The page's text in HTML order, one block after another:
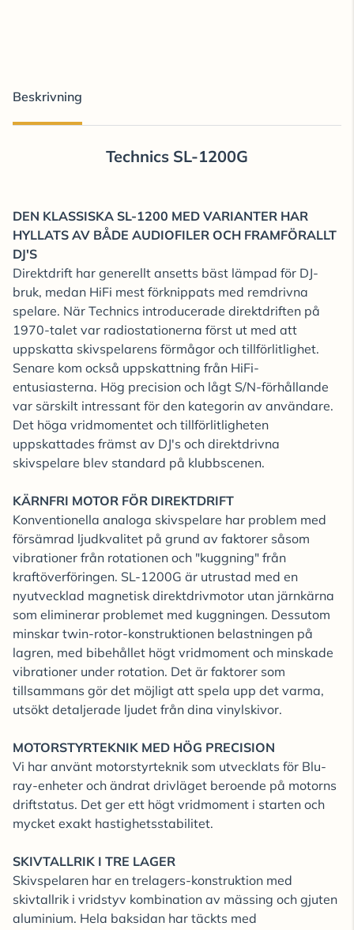
Beskrivning
Technics SL-1200G
DEN KLASSISKA SL-1200 MED VARIANTER HAR
HYLLATS AV BÅDE AUDIOFILER OCH FRAMFÖRALLT
DJ'S
Direktdrift har generellt ansetts bäst lämpad för DJ-
bruk, medan HiFi mest förknippats med remdrivna
spelare. När Technics introducerade direktdriften på
1970-talet var radiostationerna först ut med att
uppskatta skivspelarens förmågor och tillförlitlighet.
Senare kom också uppskattning från HiFi-
entusiasterna. Hög precision och lågt S/N-förhållande
var särskilt intressant för den kategorin av användare.
Det höga vridmomentet och tillförlitligheten
uppskattades främst av DJ's och direktdrivna
skivspelare blev standard på klubbscenen.
KÄRNFRI MOTOR FÖR DIREKTDRIFT
Konventionella analoga skivspelare har problem med
försämrad ljudkvalitet på grund av faktorer såsom
vibrationer från rotationen och "kuggning" från
kraftöverföringen. SL-1200G är utrustad med en
nyutvecklad magnetisk direktdrivmotor utan järnkärna
som eliminerar problemet med kuggningen. Dessutom
minskar twin-rotor-konstruktionen belastningen på
lagren, med bibehållet högt vridmoment och minskade
vibrationer under rotation. Det är faktorer som
tillsammans gör det möjligt att spela upp det varma,
utsökt detaljerade ljudet från dina vinylskivor.
MOTORSTYRTEKNIK MED HÖG PRECISION
Vi har använt motorstyrteknik som utvecklats för Blu-
ray-enheter och ändrat drivläget beroende på motorns
driftstatus. Det ger ett högt vridmoment i starten och
mycket exakt hastighetsstabilitet.
SKIVTALLRIK I TRE LAGER
Skivspelaren har en trelagers-konstruktion med
skivtallrik i vridstyv kombination av mässing och gjuten
aluminium. Hela baksidan har täckts med